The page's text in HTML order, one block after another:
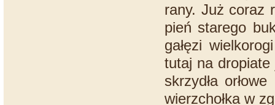
rany. Już coraz
pień starego
gałęzi
tutaj na dropiate
skrzydła
wierzchołka w